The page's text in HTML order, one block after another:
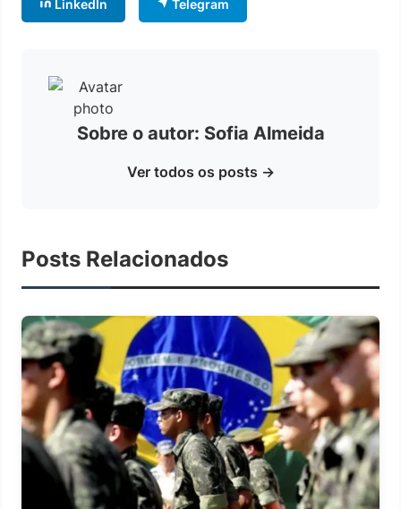
LinkedIn Telegram
Sobre o autor: Sofia Almeida
Ver todos os posts →
Posts Relacionados